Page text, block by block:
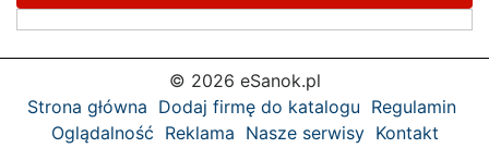
© 2026 eSanok.pl
Strona główna Dodaj firmę do katalogu Regulamin
Oglądalność Reklama Nasze serwisy Kontakt